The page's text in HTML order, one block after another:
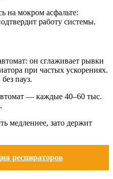
на мокром асфальте:
работу системы.
он сглаживает рывки
при частых ускорениях.
пауз.
— каждые 40–60 тыс.
медленнее, зато держит
респираторов